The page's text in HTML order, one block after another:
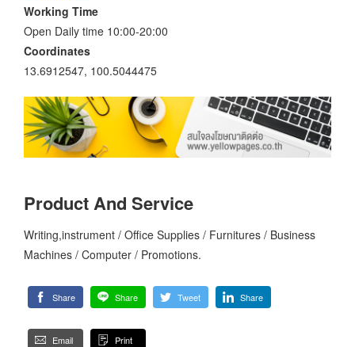
Working Time
Open Daily time 10:00-20:00
Coordinates
13.6912547, 100.5044475
Product And Service
Writing,instrument / Office Supplies / Furnitures / Business
Machines / Computer / Promotions.
Share Share Tweet Share
Email Print